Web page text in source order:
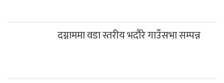
दग्नाममा वडा स्तरीय भदौरे गाउँसभा सम्पन्न